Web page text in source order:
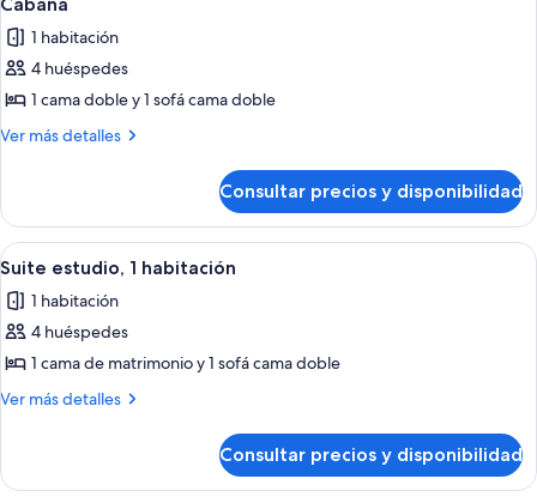
habitaciones
todas
las
fotos
de
Cabaña
1 habitación
4 huéspedes
1 cama doble y 1 sofá cama doble
Ver más detalles
Más
Consultar precios y disponibilidad
Abrir
todas
las
fotos
de
Suite
habitación
Un dormitorio de cabaña de madera
4
Suite estudio, 1 habitación
1 habitación
4 huéspedes
1 cama de matrimonio y 1 sofá cama doble
Ver más detalles
Más
estudio,
Consultar precios y disponibilidad